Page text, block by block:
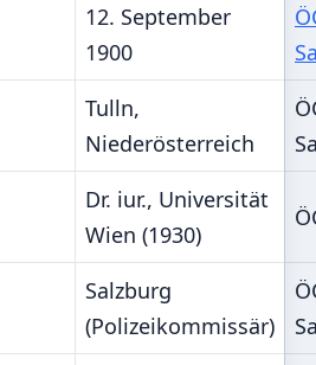
12. September
1900
Tulln,
Niederösterreich
Dr. iur., Universität
Wien (1930)
Salzburg
(Polizeikommissär)